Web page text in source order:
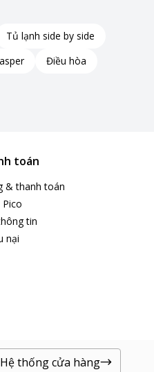
Tủ lạnh side by side
Điều hòa
toán
& thanh toán
tin
nại
Hệ thống cửa hàng